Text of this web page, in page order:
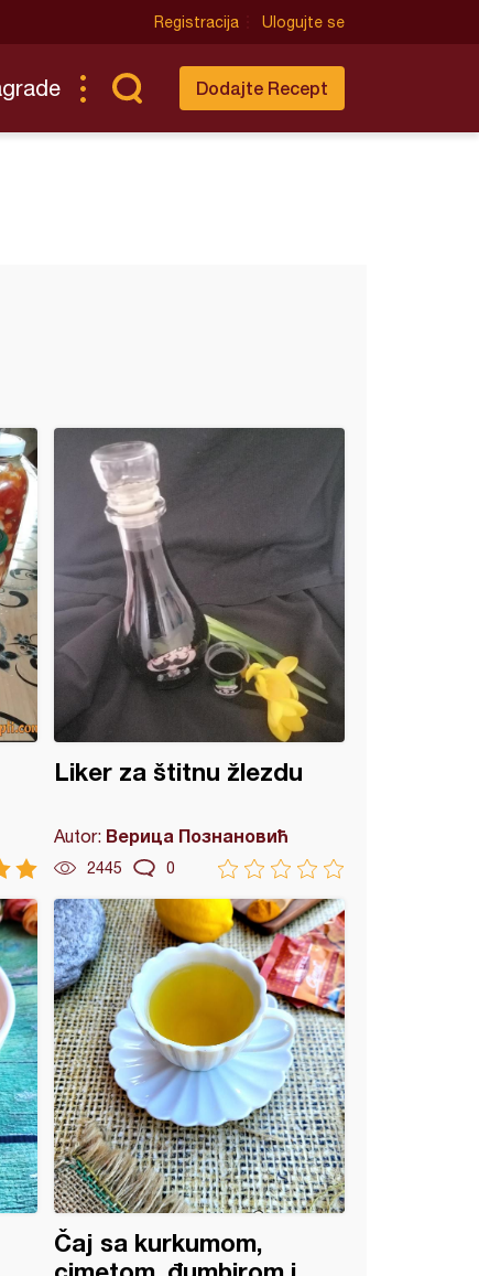
Registracija Ulogujte se
Dodajte Recept
Liker za štitnu žlezdu
Autor: Верица Познановић
2445 0
Čaj sa kurkumom,